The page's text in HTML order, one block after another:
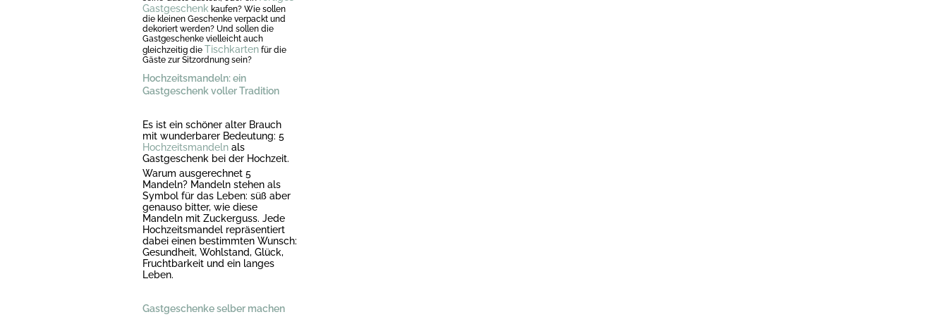
Gastgeschenk kaufen? Wie sollen
die kleinen Geschenke verpackt und
dekoriert werden? Und sollen die
Gastgeschenke vielleicht auch
gleichzeitig die Tischkarten für die
Gäste zur Sitzordnung sein?
Hochzeitsmandeln: ein
Gastgeschenk voller Tradition
Es ist ein schöner alter Brauch
mit wunderbarer Bedeutung: 5
Hochzeitsmandeln als
Gastgeschenk bei der Hochzeit.
Warum ausgerechnet 5
Mandeln? Mandeln stehen als
Symbol für das Leben: süß aber
genauso bitter, wie diese
Mandeln mit Zuckerguss. Jede
Hochzeitsmandel repräsentiert
dabei einen bestimmten Wunsch:
Gesundheit, Wohlstand, Glück,
Fruchtbarkeit und ein langes
Leben.
Gastgeschenke selber machen